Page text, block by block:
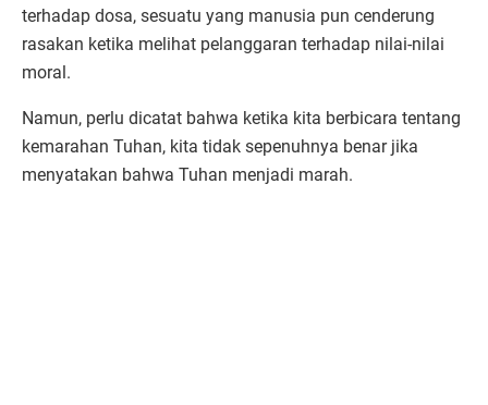
terhadap dosa, sesuatu yang manusia pun cenderung
rasakan ketika melihat pelanggaran terhadap nilai-nilai
moral.
Namun, perlu dicatat bahwa ketika kita berbicara tentang
kemarahan Tuhan, kita tidak sepenuhnya benar jika
menyatakan bahwa Tuhan menjadi marah.